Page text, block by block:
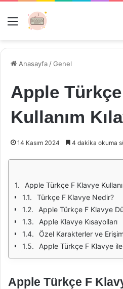
Menü
Anasayfa /Genel
Apple
Kullanım
14 Kasım 2024 4 dakika okuma
Apple Türkçe F Klavye
Türkçe F Klavye Nedir?
Apple Türkçe F Klavye
Apple Klavye Kısayolları
Özel Karakterler ve
Apple Türkçe F Klavye ile
Apple Türkçe F